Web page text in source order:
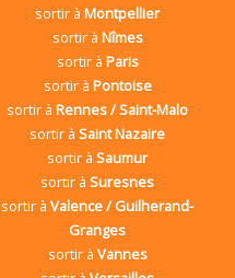
sortir àMontpellier
sortir à Nîmes
sortir à Paris
sortir à Pontoise
sortir àRennes / Saint-Malo
sortir àSaint Nazaire
sortir àSaumur
sortir àSuresnes
sortir àValence / Guilherand-
Granges
sortir à Vannes